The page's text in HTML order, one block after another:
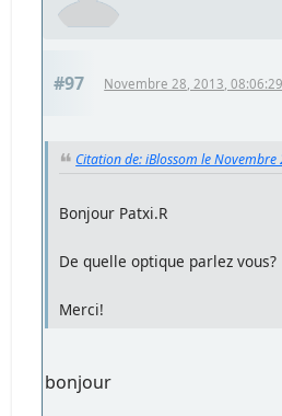
#97 Novembre 28, 2013, 08:06:29
Citation de: iBlossom le
Bonjour Patxi.R
De quelle optique parlez vous?
Merci!
bonjour